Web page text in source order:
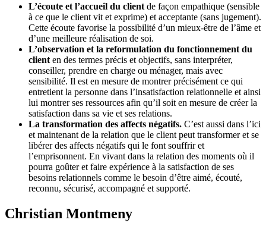
L’écoute et l’accueil du client de façon empathique (sensible
à ce que le client vit et exprime) et acceptante (sans jugement).
Cette écoute favorise la possibilité d’un mieux-être de l’âme et
d’une meilleure réalisation de soi.
L’observation et la reformulation du fonctionnement du
client en des termes précis et objectifs, sans interpréter,
conseiller, prendre en charge ou ménager, mais avec
sensibilité. Il est en mesure de montrer précisément ce qui
entretient la personne dans l’insatisfaction relationnelle et ainsi
lui montrer ses ressources afin qu’il soit en mesure de créer la
satisfaction dans sa vie et ses relations.
La transformation des affects négatifs. C’est aussi dans l’ici
et maintenant de la relation que le client peut transformer et se
libérer des affects négatifs qui le font souffrir et
l’emprisonnent. En vivant dans la relation des moments où il
pourra goûter et faire expérience à la satisfaction de ses
besoins relationnels comme le besoin d’être aimé, écouté,
reconnu, sécurisé, accompagné et supporté.
Christian Montmeny